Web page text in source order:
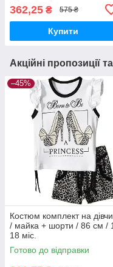
362,25 ₴ 575 ₴
Купити
Акційні пропозиції
–45%
Костюм комплект на
/ майка + шорти / 86 см /
18 міс.
Готово до відправки